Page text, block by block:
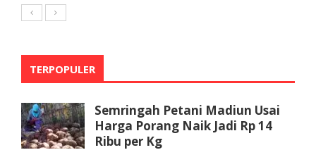
TERPOPULER
Semringah Petani Madiun Usai
Harga Porang Naik Jadi Rp 14
Ribu per Kg